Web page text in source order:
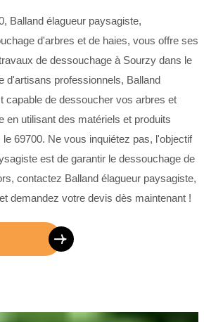
Balland élagueur paysagiste,
d'arbres et de haies, vous offre ses
de dessouchage à Sourzy dans le
d'artisans professionnels, Balland
capable de dessoucher vos arbres et
en utilisant des matériels et produits
69700. Ne vous inquiétez pas, l'objectif
est de garantir le dessouchage de
contactez Balland élagueur paysagiste,
demandez votre devis dès maintenant !